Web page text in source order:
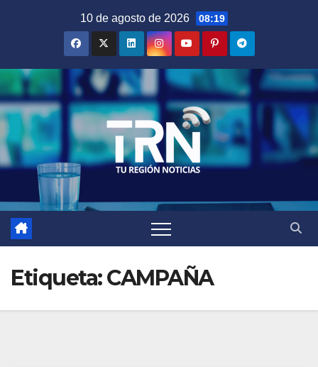
10 de agosto de 2026 08:19
Etiqueta:CAMPAÑA